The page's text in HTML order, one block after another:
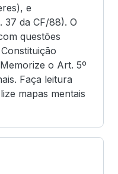
e
37 da CF/88). O
questões
Memorize o Art. 5º
Faça leitura
mapas mentais